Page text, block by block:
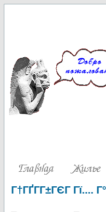
Г†ГҐГ­Г±ГЄГ Гї....